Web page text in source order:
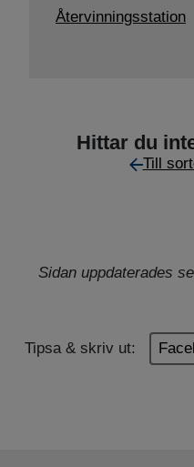
Återvinningsstation
Hittar du
Till
Sidan uppdaterades
Tipsa & skriv ut: